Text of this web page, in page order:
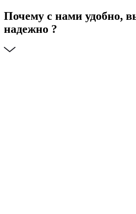
Почему с нами удобно,
надежно ?